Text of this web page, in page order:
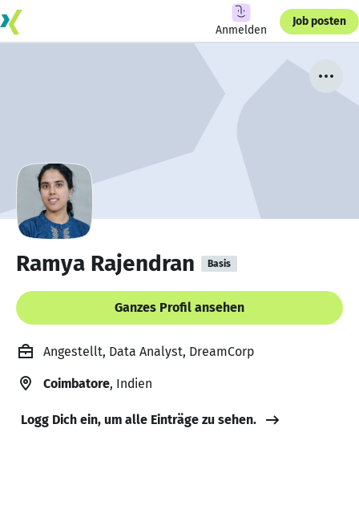
Anmelden
Job posten
Ramya Rajendran Basis
Ganzes Profil ansehen
Angestellt, Data Analyst, DreamCorp
Coimbatore, Indien
Logg Dich ein, um alle Einträge zu sehen.